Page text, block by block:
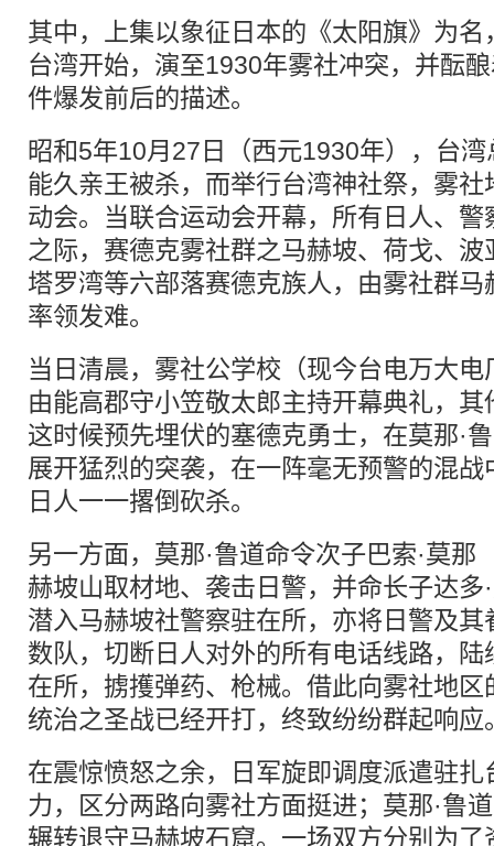
其中，上集以象征日本的《太阳旗》为
台湾开始，演至1930年雾社冲突，并酝
件爆发前后的描述。
昭和5年10月27日（西元1930年），台
能久亲王被杀，而举行台湾神社祭，雾
动会。当联合运动会开幕，所有日人、
之际，赛德克雾社群之马赫坡、荷戈、
塔罗湾等六部落赛德克族人，由雾社群马
率领发难。
当日清晨，雾社公学校（现今台电万大
由能高郡守小笠敬太郎主持开幕典礼，
这时候预先埋伏的塞德克勇士，在莫那·
展开猛烈的突袭，在一阵毫无预警的混
日人一一撂倒砍杀。
另一方面，莫那·鲁道命令次子巴索·莫那
赫坡山取材地、袭击日警，并命长子达多
潜入马赫坡社警察驻在所，亦将日警及
数队，切断日人对外的所有电话线路，
在所，掳擭弹药、枪械。借此向雾社地
统治之圣战已经开打，终致纷纷群起响应
在震惊愤怒之余，日军旋即调度派遣驻
力，区分两路向雾社方面挺进；莫那·鲁
辗转退守马赫坡石窟。一场双方分别为